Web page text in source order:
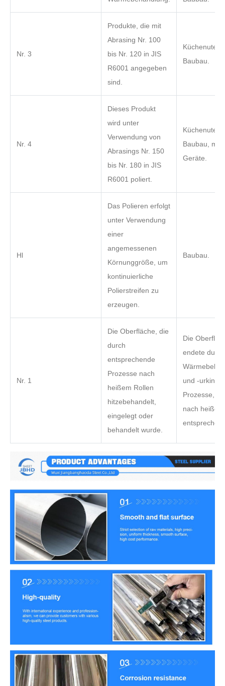
Nr. 3
Produkte, die mit
Abrasing Nr. 100
bis Nr. 120 in JIS
R6001 angegeben
sind.
Baubau.
Nr. 4
Dieses Produkt
wird unter
Verwendung von
Abrasings Nr. 150
bis Nr. 180 in JIS
R6001 poliert.
Baubau,
Geräte.
Hl
Das Polieren erfolgt
unter Verwendung
einer
angemessenen
Körnunggröße, um
kontinuierliche
Polierstreifen zu
erzeugen.
Baubau.
Nr. 1
Die Oberfläche, die
durch
entsprechende
Prozesse nach
heißem Rollen
hitzebehandelt,
eingelegt oder
behandelt wurde.
Die
endete durch
und -urking
Prozesse,
nach
entsprechen.